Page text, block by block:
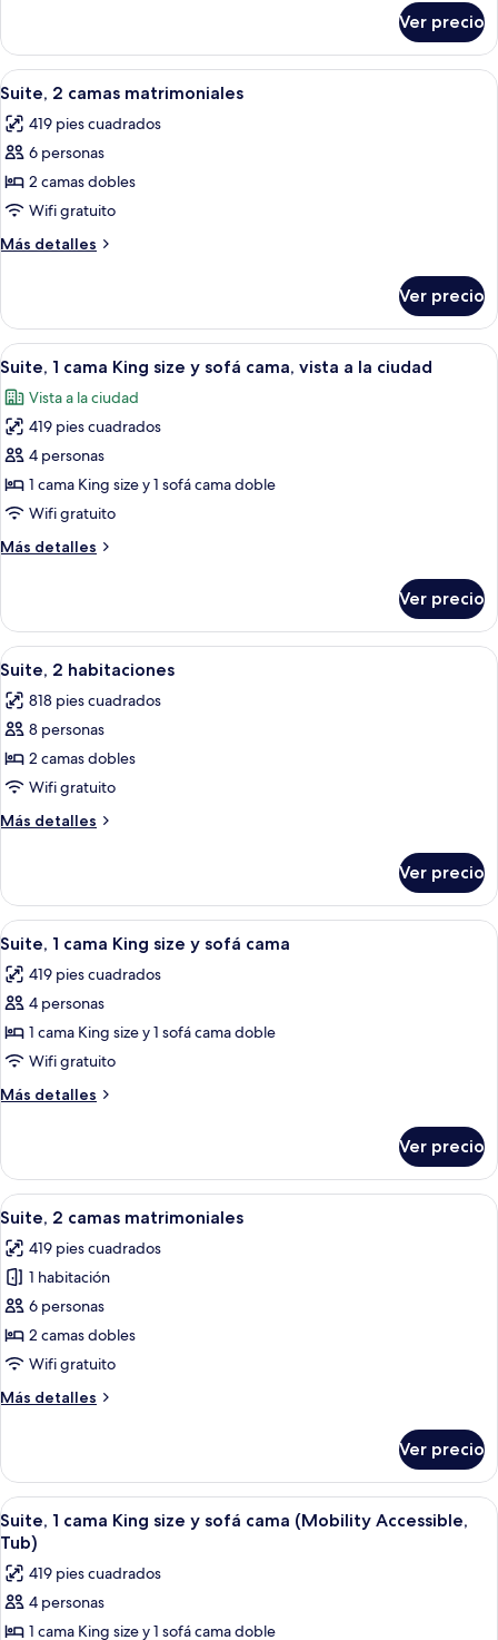
size
sofá
cama
1
cama
King
y
sofá
Ver precio
Abrir
todas
las
fotos
de
Suite,
2
camas
Habitación de hotel con cama, sofá,
6
Suite, 2 camas matrimoniales
419 pies cuadrados
6 personas
2 camas dobles
Wifi gratuito
Más detalles
Más
2
camas
matrimoniales
Ver precio
Abrir
todas
las
fotos
de
Suite,
1
King
sofá
cama,
vista
a
la
ciudad
Habitación de hotel con sofá, dos
6
Suite, 1 cama King size y sofá cama, vista a la ciudad
Vista a la ciudad
419 pies cuadrados
4 personas
1 cama King size y 1 sofá cama doble
Wifi gratuito
Más detalles
Más
1
cama
King
y
sofá
vista
a
ciudad
Ver precio
Abrir
todas
las
fotos
de
Suite,
2
habitaciones
Habitación de hotel con cama, sofá,
8
Suite, 2 habitaciones
818 pies cuadrados
8 personas
2 camas dobles
Wifi gratuito
Más detalles
Más
2
habitaciones
Ver precio
Abrir
todas
las
fotos
de
Suite,
1
cama
size
sofá
cama
Habitación de hotel con televisión,
5
Suite, 1 cama King size y sofá cama
419 pies cuadrados
4 personas
1 cama King size y 1 sofá cama doble
Wifi gratuito
Más detalles
Más
1
cama
King
y
sofá
cama
Ver precio
Abrir
todas
las
fotos
de
Suite,
2
matrimoniales
Habitación de hotel con cama, sofá,
6
Suite, 2 camas matrimoniales
419 pies cuadrados
1 habitación
6 personas
2 camas dobles
Wifi gratuito
Más detalles
Más
2
camas
matrimoniales
Ver precio
Abrir
todas
las
fotos
de
Un cuarto de hotel con una cama
4
Suite, 1 cama King size y sofá cama (Mobility Accessible,
Tub)
419 pies cuadrados
4 personas
1 cama King size y 1 sofá cama doble